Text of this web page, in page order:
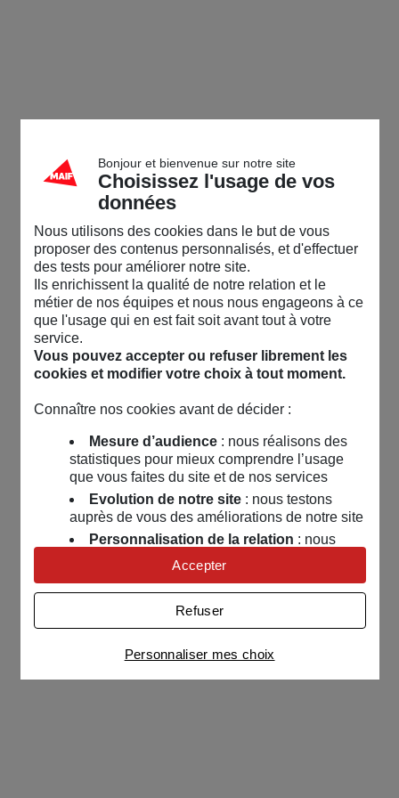
Bonjour et bienvenue sur notre site
Choisissez l'usage de vos
données
Nous utilisons des cookies dans le but de vous
proposer des contenus personnalisés, et d'effectuer
des tests pour améliorer notre site.
Ils enrichissent la qualité de notre relation et le
métier de nos équipes et nous nous engageons à ce
que l'usage qui en est fait soit avant tout à votre
service.
Vous pouvez accepter ou refuser librement les
cookies et modifier votre choix à tout moment.
Connaître nos cookies avant de décider :
Mesure d’audience: nous réalisons des
statistiques pour mieux comprendre l’usage
que vous faites du site et de nos services
Evolution de notre site: nous testons
auprès de vous des améliorations de notre site
Personnalisation de la relation : nous
nous servons de cookies pour adapter nos
contenus et personnaliser nos offres
Univers publicitaire: nous utilisons avec
nos partenaires des cookies pour afficher des
publicités personnalisées
Connaître notre politique cookies et la liste de nos
partenaires
Personnaliser mes choix
Refuser
Accepter